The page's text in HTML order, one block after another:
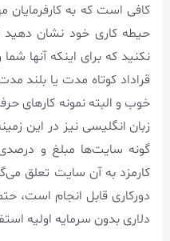
کافی است که به کارفرمایان
حیطه کاری خود نشان دهید
نکنید که برای اینکه آنها
قراداد کوتاه مدت یا بلند
خوب و البته نمونه کار‌های
زبان انگلیسی نیز در این
گونه سایت‌ها مبلغ و درصدی
کارمزد به آن سایت تعلق
دورکاری قابل انجام است،
دلاری بدون سرمایه اولیه